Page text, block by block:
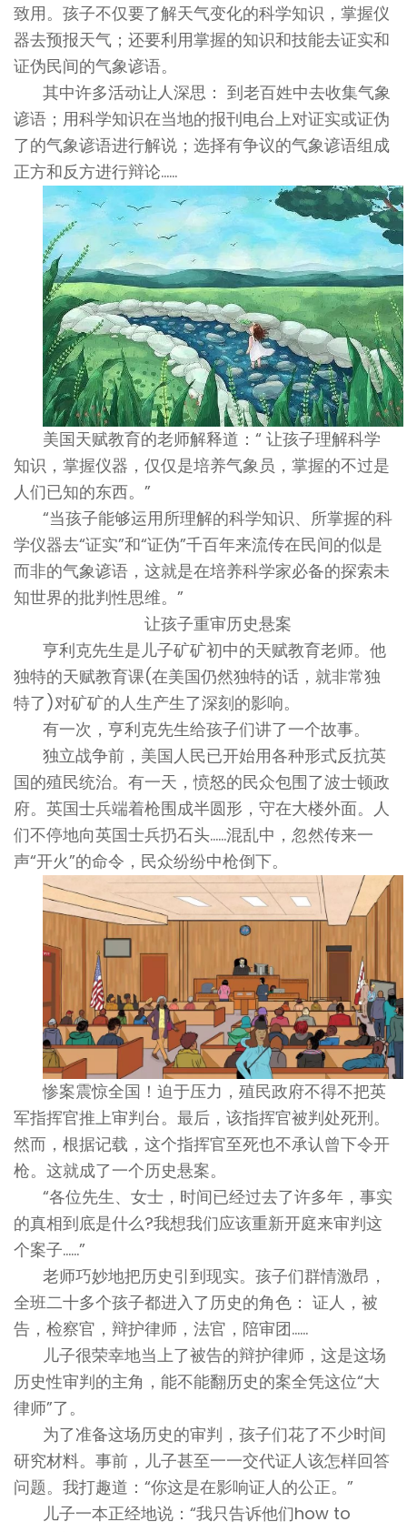
致用。孩子不仅要了解天气变化的科学知识，掌握仪
器去预报天气；还要利用掌握的知识和技能去证实和
证伪民间的气象谚语。
其中许多活动让人深思： 到老百姓中去收集气象
谚语；用科学知识在当地的报刊电台上对证实或证伪
了的气象谚语进行解说；选择有争议的气象谚语组成
正方和反方进行辩论……
美国天赋教育的老师解释道：“ 让孩子理解科学
知识，掌握仪器，仅仅是培养气象员，掌握的不过是
人们已知的东西。”
“当孩子能够运用所理解的科学知识、所掌握的科
学仪器去“证实”和“证伪”千百年来流传在民间的似是
而非的气象谚语，这就是在培养科学家必备的探索未
知世界的批判性思维。”
让孩子重审历史悬案
亨利克先生是儿子矿矿初中的天赋教育老师。他
独特的天赋教育课(在美国仍然独特的话，就非常独
特了)对矿矿的人生产生了深刻的影响。
有一次，亨利克先生给孩子们讲了一个故事。
独立战争前，美国人民已开始用各种形式反抗英
国的殖民统治。有一天，愤怒的民众包围了波士顿政
府。英国士兵端着枪围成半圆形，守在大楼外面。人
们不停地向英国士兵扔石头……混乱中，忽然传来一
声“开火”的命令，民众纷纷中枪倒下。
惨案震惊全国！迫于压力，殖民政府不得不把英
军指挥官推上审判台。最后，该指挥官被判处死刑。
然而，根据记载，这个指挥官至死也不承认曾下令开
枪。这就成了一个历史悬案。
“各位先生、女士，时间已经过去了许多年，事实
的真相到底是什么?我想我们应该重新开庭来审判这
个案子……”
老师巧妙地把历史引到现实。孩子们群情激昂，
全班二十多个孩子都进入了历史的角色： 证人，被
告，检察官，辩护律师，法官，陪审团……
儿子很荣幸地当上了被告的辩护律师，这是这场
历史性审判的主角，能不能翻历史的案全凭这位“大
律师”了。
为了准备这场历史的审判，孩子们花了不少时间
研究材料。事前，儿子甚至一一交代证人该怎样回答
问题。我打趣道：“你这是在影响证人的公正。”
儿子一本正经地说：“我只告诉他们how to